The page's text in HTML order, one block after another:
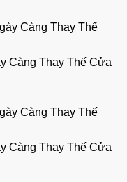
Càng Thay Thế Cửa
Càng Thay Thế Cửa